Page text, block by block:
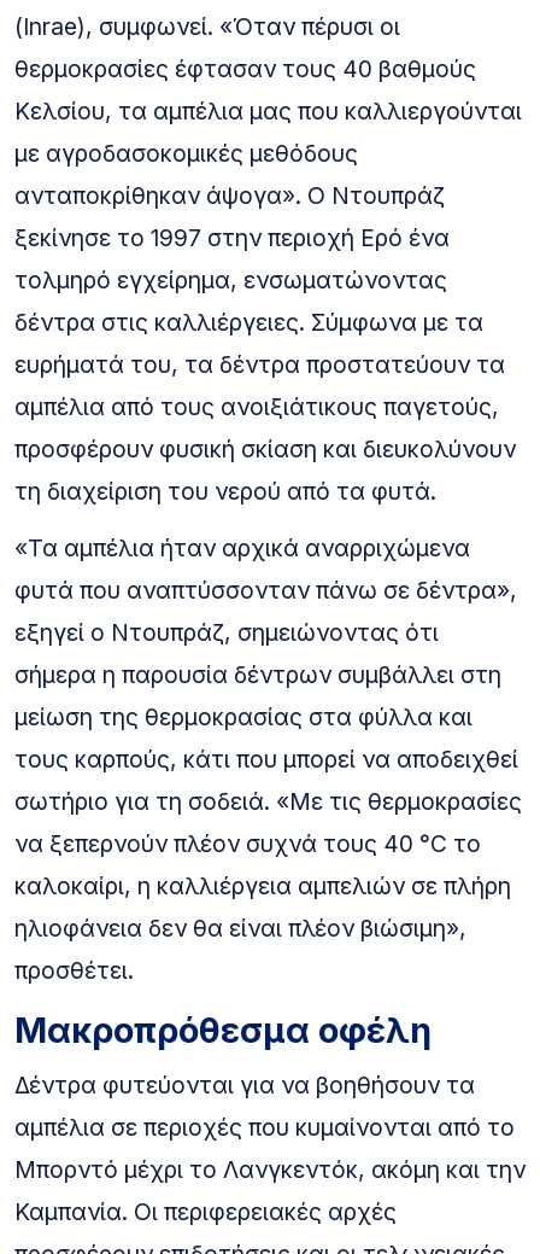
(Inrae), συμφωνεί. «Όταν πέρυσι οι
θερμοκρασίες έφτασαν τους 40 βαθμούς
Κελσίου, τα αμπέλια μας που καλλιεργούνται
με αγροδασοκομικές μεθόδους
ανταποκρίθηκαν άψογα». Ο Ντουπράζ
ξεκίνησε το 1997 στην περιοχή Ερό ένα
τολμηρό εγχείρημα, ενσωματώνοντας
δέντρα στις καλλιέργειες. Σύμφωνα με τα
ευρήματά του, τα δέντρα προστατεύουν τα
αμπέλια από τους ανοιξιάτικους παγετούς,
προσφέρουν φυσική σκίαση και διευκολύνουν
τη διαχείριση του νερού από τα φυτά.
«Τα αμπέλια ήταν αρχικά αναρριχώμενα
φυτά που αναπτύσσονταν πάνω σε δέντρα»,
εξηγεί ο Ντουπράζ, σημειώνοντας ότι
σήμερα η παρουσία δέντρων συμβάλλει στη
μείωση της θερμοκρασίας στα φύλλα και
τους καρπούς, κάτι που μπορεί να αποδειχθεί
σωτήριο για τη σοδειά. «Με τις θερμοκρασίες
να ξεπερνούν πλέον συχνά τους 40 °C το
καλοκαίρι, η καλλιέργεια αμπελιών σε πλήρη
ηλιοφάνεια δεν θα είναι πλέον βιώσιμη»,
προσθέτει.
Μακροπρόθεσμα οφέλη
Δέντρα φυτεύονται για να βοηθήσουν τα
αμπέλια σε περιοχές που κυμαίνονται από το
Μπορντό μέχρι το Λανγκεντόκ, ακόμη και την
Καμπανία. Οι περιφερειακές αρχές